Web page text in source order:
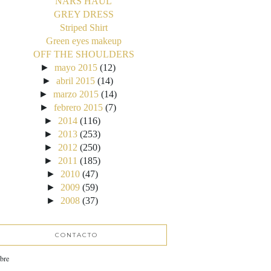
GREY DRESS
Striped Shirt
Green eyes makeup
OFF THE SHOULDERS
► mayo 2015 (12)
►abril 2015 (14)
► marzo 2015 (14)
► febrero 2015 (7)
► 2014 (116)
► 2013 (253)
► 2012 (250)
► 2011 (185)
► 2010 (47)
► 2009 (59)
► 2008 (37)
CONTACTO